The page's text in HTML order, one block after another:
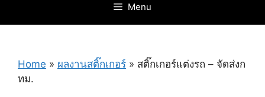
Menu
Home » ผลงานสติ๊กเกอร์ » สติ๊กเกอร์แต่งรถ – จัดส่งก
ทม.